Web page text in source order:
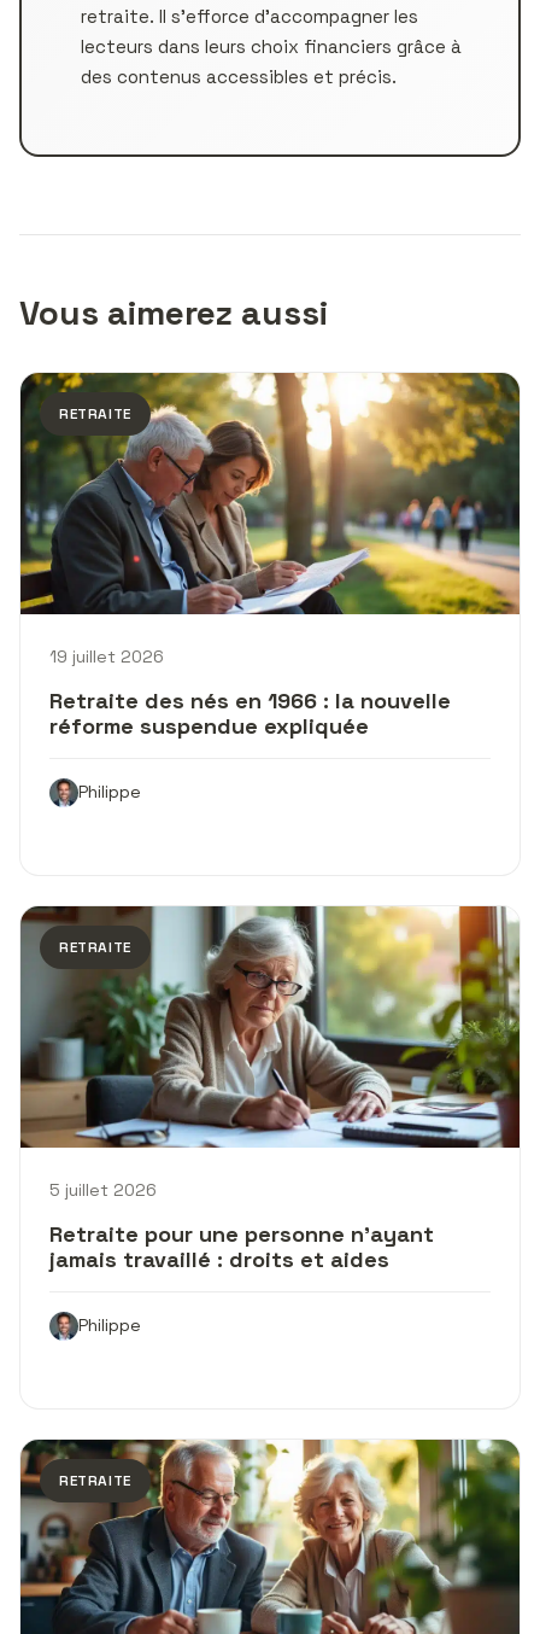
retraite. Il s’efforce d’accompagner les
lecteurs dans leurs choix financiers grâce à
des contenus accessibles et précis.
Vous aimerez aussi
RETRAITE
19 juillet 2026
Retraite des nés en 1966 : la nouvelle
réforme suspendue expliquée
Philippe
RETRAITE
5 juillet 2026
Retraite pour une personne n’ayant
jamais travaillé : droits et aides
Philippe
RETRAITE